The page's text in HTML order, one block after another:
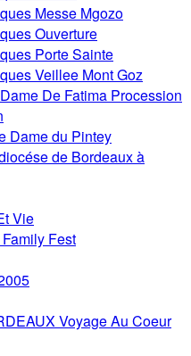
Messe Mgozo
Ouverture
Porte Sainte
Veillee Mont Goz
De Fatima Procession
Dame du Pintey
de Bordeaux à
Vie
Fest
Voyage Au Coeur